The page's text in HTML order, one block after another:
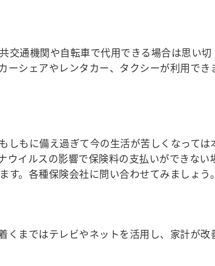
交通機関や自転車で代用できる場合は思い切
ーシェアやレンタカー、タクシーが利用でき
もに備え過ぎて今の生活が苦しくなっては
ウイルスの影響で保険料の支払いができない
す。各種保険会社に問い合わせてみましょう
まではテレビやネットを活用し、家計が改